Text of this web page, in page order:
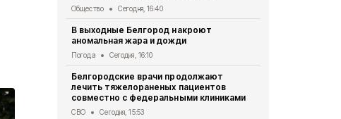
Общество Сегодня, 16:40
В выходные Белгород накроют
аномальная жара и дожди
Погода Сегодня, 16:10
Белгородские врачи продолжают
лечить тяжелораненых пациентов
совместно с федеральными клиниками
СВО Сегодня, 15:53